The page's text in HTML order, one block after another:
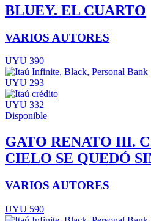
BLUEY. EL CUARTO
VARIOS AUTORES
UYU 390
UYU 293
UYU 332
Disponible
GATO RENATO III.
CIELO SE QUEDÓ
VARIOS AUTORES
UYU 590